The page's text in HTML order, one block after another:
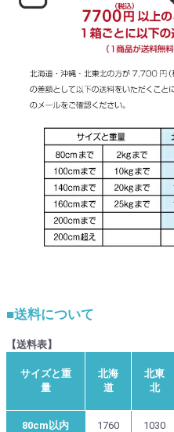
■送料について
【送料表】
サイズと重
量
北海
道
北東
北
80cm以内
1760
1030